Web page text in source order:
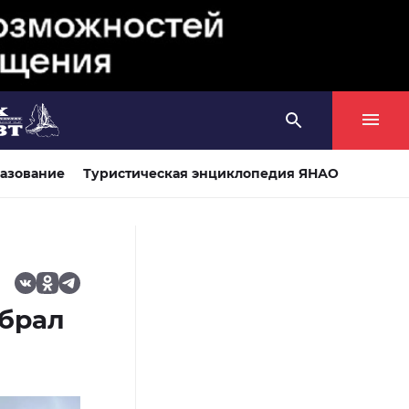
Туристическая энциклопедия ЯНАО